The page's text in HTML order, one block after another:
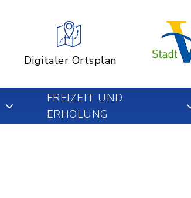
Digitaler Ortsplan
FREIZEIT UND
ERHOLUNG